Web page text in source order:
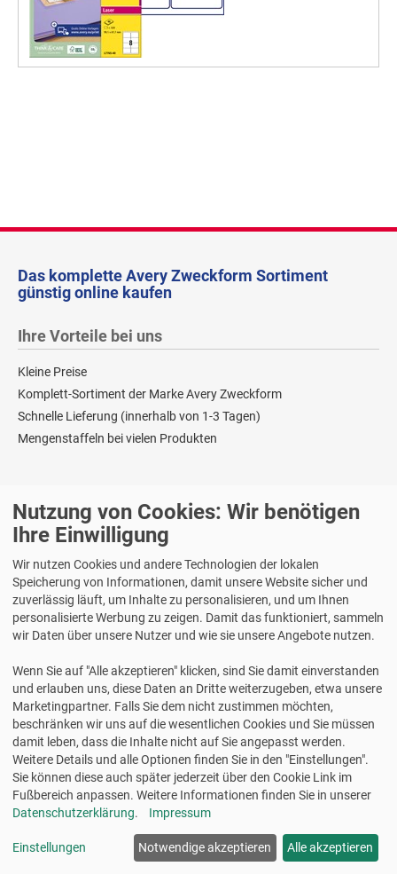
Das komplette Avery Zweckform Sortiment
günstig online kaufen
Ihre Vorteile bei uns
Kleine Preise
Komplett-Sortiment der Marke Avery Zweckform
Schnelle Lieferung (innerhalb von 1-3 Tagen)
Mengenstaffeln bei vielen Produkten
Informationen zum Einkauf
Versand
Zahlung
Widerrufsrecht
Gewährleistung
AGB
Barrierefreiheit
Batteriegesetz
Cookie Einstellungen verwalten
Vertrag widerrufen
Zahlungsmöglichkeiten
Rechnung
Nutzung von Cookies: Wir benötigen
Ihre Einwilligung
Wir nutzen Cookies und andere Technologien der lokalen
Speicherung von Informationen, damit unsere Website sicher und
zuverlässig läuft, um Inhalte zu personalisieren, und um Ihnen
personalisierte Werbung zu zeigen. Damit das funktioniert, sammeln
wir Daten über unsere Nutzer und wie sie unsere Angebote nutzen.
Wenn Sie auf "Alle akzeptieren" klicken, sind Sie damit einverstanden
und erlauben uns, diese Daten an Dritte weiterzugeben, etwa unsere
Marketingpartner. Falls Sie dem nicht zustimmen möchten,
beschränken wir uns auf die wesentlichen Cookies und Sie müssen
damit leben, dass die Inhalte nicht auf Sie angepasst werden.
Weitere Details und alle Optionen finden Sie in den "Einstellungen".
Sie können diese auch später jederzeit über den Cookie Link im
Fußbereich anpassen. Weitere Informationen finden Sie in unserer
Datenschutzerklärung. Impressum
Einstellungen Notwendige akzeptieren Alle akzeptieren